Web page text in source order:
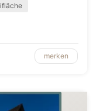
merken